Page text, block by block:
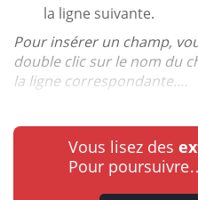
la ligne suivante.
Pour insérer un champ,
double clic sur le nom du
la ligne correspondante....
Vous lisez des
Pour